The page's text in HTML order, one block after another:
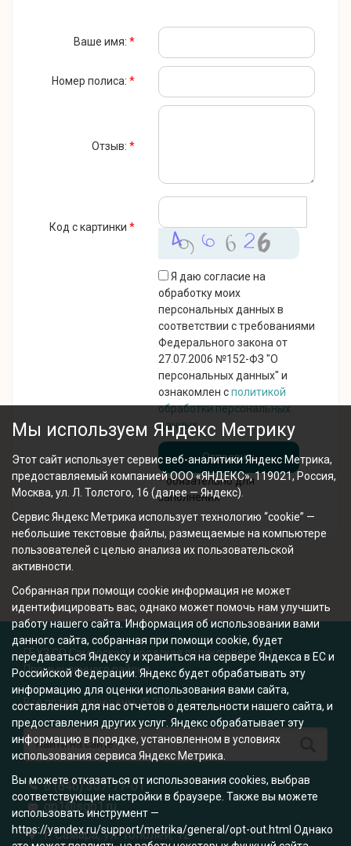
Ваше имя: *
Номер полиса: *
Отзыв: *
Код с картинки *
Я даю согласие на
обработку моих
персональных данных в
соответствии с требованиями
Федерального закона от
27.07.2006 №152-ФЗ "О
персональных данных" и
ознакомлен сполитикой
обработки персональных
данных.
*обязательно для
заполнения
ГБУЗ СО Самарская городская поликлиника № 1
Промышленного района
Все права защищены. © 2020
Мы используем Яндекс Метрику
Этот сайт использует сервис веб-аналитики Яндекс Метрика,
предоставляемый компанией ООО «ЯНДЕКС», 119021, Россия,
Москва, ул. Л. Толстого, 16 (далее — Яндекс).
Сервис Яндекс Метрика использует технологию “cookie” —
небольшие текстовые файлы, размещаемые на компьютере
пользователей с целью анализа их пользовательской
активности.
Собранная при помощи cookie информация не может
идентифицировать вас, однако может помочь нам улучшить
работу нашего сайта. Информация об использовании вами
данного сайта, собранная при помощи cookie, будет
передаваться Яндексу и храниться на сервере Яндекса в ЕС и
Российской Федерации. Яндекс будет обрабатывать эту
информацию для оценки использования вами сайта,
составления для нас отчетов о деятельности нашего сайта, и
предоставления других услуг. Яндекс обрабатывает эту
информацию в порядке, установленном в условиях
использования сервиса Яндекс Метрика.
Вы можете отказаться от использования cookies, выбрав
соответствующие настройки в браузере. Также вы можете
использовать инструмент —
https://yandex.ru/support/metrika/general/opt-out.html Однако
8 (846) 307-77-01
gp1@sgp1.ru
г. Самара, ул. Тополей, 12